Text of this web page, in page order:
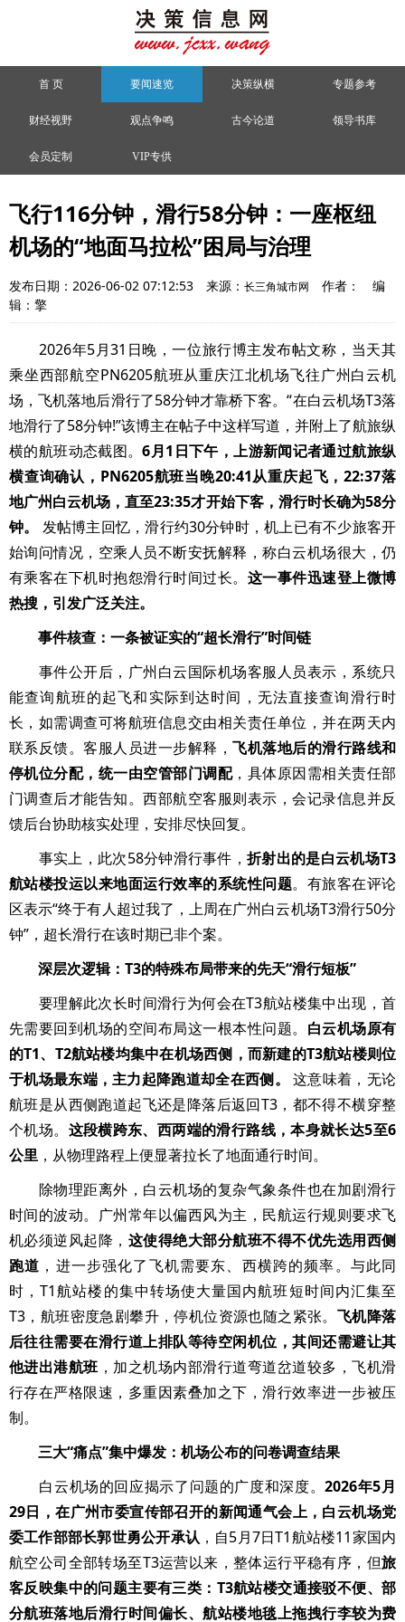
首 页 要闻速览 决策纵横 专题参考
财经视野 观点争鸣 古今论道 领导书库
会员定制 VIP专供
飞行116分钟，滑行58分钟：一座枢纽
机场的“地面马拉松”困局与治理
发布日期：2026-06-02 07:12:53 来源： 长三角城市网 作者：
编
辑：擎
2026年5月31日晚，一位旅行博主发布帖文称，当天其
乘坐西部航空PN6205航班从重庆江北机场飞往广州白云机
场，飞机落地后滑行了58分钟才靠桥下客。“在白云机场T3落
地滑行了58分钟!”该博主在帖子中这样写道，并附上了航旅纵
横的航班动态截图。6月1日下午，上游新闻记者通过航旅纵
横查询确认，PN6205航班当晚20:41从重庆起飞，22:37落
地广州白云机场，直至23:35才开始下客，滑行时长确为58分
钟。
发帖博主回忆，滑行约30分钟时，机上已有不少旅客开
始询问情况，空乘人员不断安抚解释，称白云机场很大，仍
有乘客在下机时抱怨滑行时间过长。 这一事件迅速登上微博
热搜，引发广泛关注。
事件核查：一条被证实的“超长滑行”时间链
事件公开后，广州白云国际机场客服人员表示，系统只
能查询航班的起飞和实际到达时间，无法直接查询滑行时
长，如需调查可将航班信息交由相关责任单位，并在两天内
联系反馈。客服人员进一步解释，飞机落地后的滑行路线和
停机位分配，统一由空管部门调配，具体原因需相关责任部
门调查后才能告知。西部航空客服则表示，会记录信息并反
馈后台协助核实处理，安排尽快回复。
事实上，此次58分钟滑行事件，折射出的是白云机场T3
航站楼投运以来地面运行效率的系统性问题。有旅客在评论
区表示“终于有人超过我了，上周在广州白云机场T3滑行50分
钟”，超长滑行在该时期已非个案。
深层次逻辑：T3的特殊布局带来的先天“滑行短板”
要理解此次长时间滑行为何会在T3航站楼集中出现，首
先需要回到机场的空间布局这一根本性问题。 白云机场原有
的T1、T2航站楼均集中在机场西侧，而新建的T3航站楼则位
于机场最东端，主力起降跑道却全在西侧。
这意味着，无论
航班是从西侧跑道起飞还是降落后返回T3，都不得不横穿整
个机场。 这段横跨东、西两端的滑行路线，本身就长达5至6
公里 ，从物理路程上便显著拉长了地面通行时间。
除物理距离外，白云机场的复杂气象条件也在加剧滑行
时间的波动。广州常年以偏西风为主，民航运行规则要求飞
机必须逆风起降， 这使得绝大部分航班不得不优先选用西侧
跑道 ，进一步强化了飞机需要东、西横跨的频率。与此同
时，T1航站楼的集中转场使大量国内航班短时间内汇集至
T3，航班密度急剧攀升，停机位资源也随之紧张。 飞机降落
后往往需要在滑行道上排队等待空闲机位，其间还需避让其
他进出港航班，加之机场内部滑行道弯道岔道较多，飞机滑
行存在严格限速，多重因素叠加之下，滑行效率进一步被压
制。
三大“痛点”集中爆发：机场公布的问卷调查结果
白云机场的回应揭示了问题的广度和深度。2026年5月
29日，在广州市委宣传部召开的新闻通气会上，白云机场党
委工作部部长郭世勇公开承认 ，自5月7日T1航站楼11家国内
航空公司全部转场至T3运营以来，整体运行平稳有序，但旅
客反映集中的问题主要有三类：T3航站楼交通接驳不便、部
分航班落地后滑行时间偏长、航站楼地毯上拖拽行李较为费